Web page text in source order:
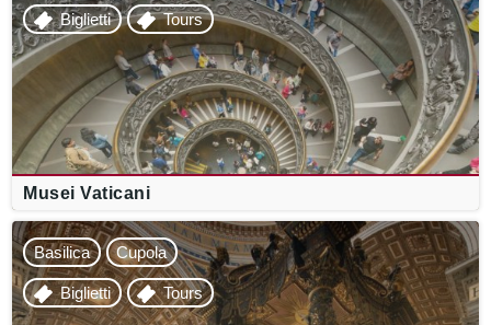
Musei Vaticani
Biglietti Tours
Basilica Cupola
Biglietti Tours